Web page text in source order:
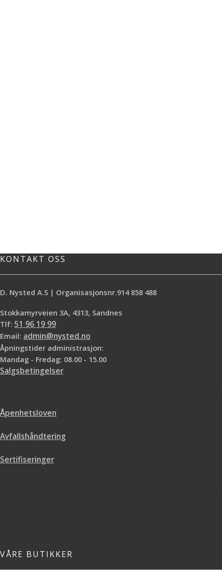
KONTAKT OSS
D. Nysted A.S | Organisasjonsnr.914 858 488
Stokkamyrveien 3A, 4313, Sandnes
Tlf: 51 96 19 99
Email: admin@nysted.no
Åpningstider administrasjon:
Mandag - Fredag: 08.00 - 15.00
Salgsbetingelser
Åpenhetsloven
Avfallshåndtering
Sertifiseringer
VÅRE BUTIKKER